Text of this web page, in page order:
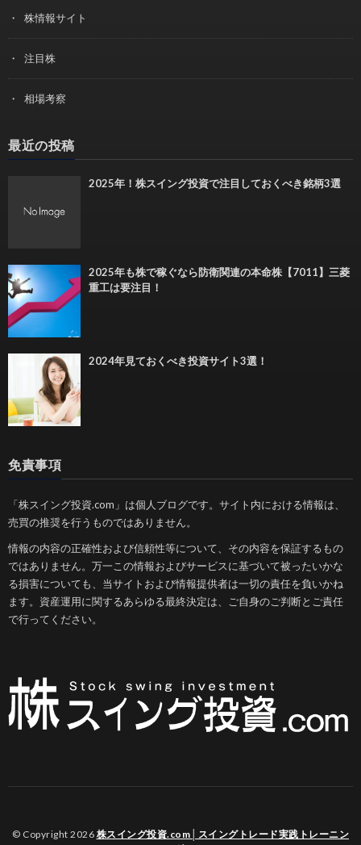
株情報サイト
注目株
相場考察
最近の投稿
2025年！株スイング投資で注目しておくべき銘柄3選
2025年も株で稼ぐなら防衛関連の本命株【7011】三菱
重工は要注目！
2024年見ておくべき投資サイト3選！
免責事項
「株スイング投資.com」は個人ブログです。サイト内における情報は、
売買の推奨を行うものではありません。
情報の内容の正確性および信頼性等について、その内容を保証するもの
ではありません。万一この情報およびサービスに基づいて被ったいかな
る損害についても、当サイトおよび情報提供者は一切の責任を負いかね
ます。資産運用に関するあらゆる最終決定は、ご自身のご判断とご責任
で行ってください。
© Copyright 2026 株スイング投資.com│スイングトレード実践トレーニン